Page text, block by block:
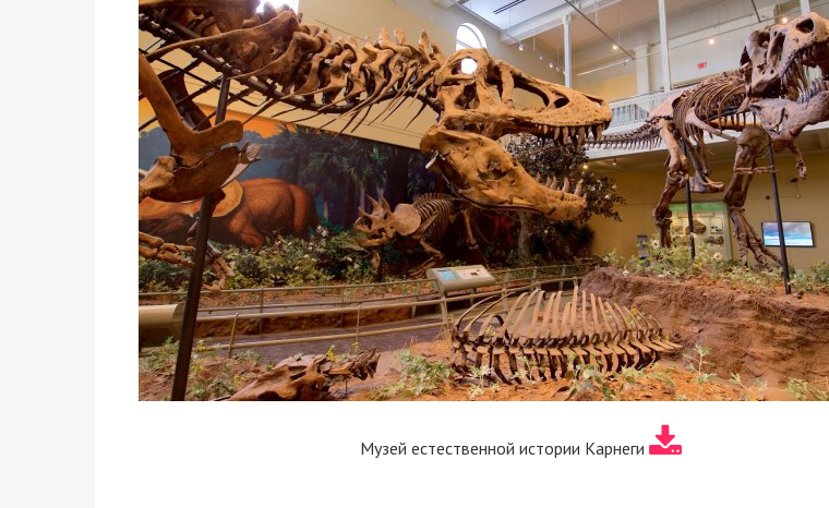
Музей естественной истории Карнеги